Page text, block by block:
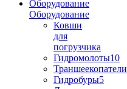
Оборудование
Ковши
для
погрузчика
Гидромолоты10
Траншеекопатели
Гидробуры5